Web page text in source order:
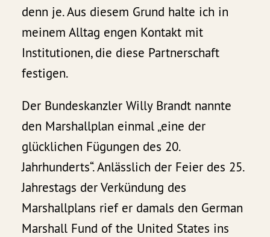
denn je. Aus diesem Grund halte ich in
meinem Alltag engen Kontakt mit
Institutionen, die diese Partnerschaft
festigen.
Der Bundeskanzler Willy Brandt nannte
den Marshallplan einmal „eine der
glücklichen Fügungen des 20.
Jahrhunderts“. Anlässlich der Feier des 25.
Jahrestags der Verkündung des
Marshallplans rief er damals den German
Marshall Fund of the United States ins